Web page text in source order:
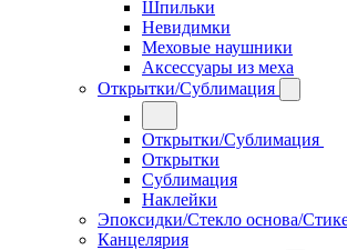
Шпильки
Невидимки
Меховые наушники
Аксессуары из меха
Открытки/Сублимация
Открытки/Сублимация
Открытки
Сублимация
Наклейки
Эпоксидки/Стекло основа/
Канцелярия